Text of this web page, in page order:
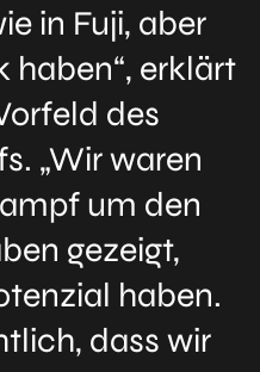
in Fuji, aber
haben“, erklärt
des
„Wir waren
um den
gezeigt,
haben.
dass wir